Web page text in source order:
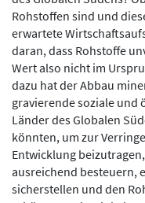
Rohstoffen sind und
erwartete
daran, dass Rohstoffe
Wert also nicht im
dazu hat der Abbau
gravierende soziale und
Länder des Globalen
könnten, um zur
Entwicklung
ausreichend besteuern,
sicherstellen und den